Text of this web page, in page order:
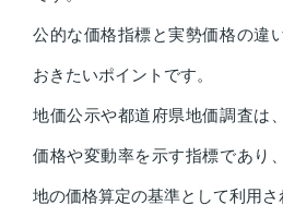
公的な価格指標と実勢価格の違
おきたいポイントです。
地価公示や都道府県地価調査は
価格や変動率を示す指標であり
地の価格算定の基準として利用さ